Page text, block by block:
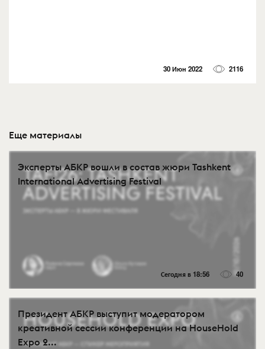
30 Июн 2022 2116
Еще материалы
Эксперты АБКР вошли в состав жюри Tashkent
International Advertising Festival
Сегодня в 18:56 40
Президент АБКР выступит модератором
креативной сессии конференции на HouseHold
Expo 2...